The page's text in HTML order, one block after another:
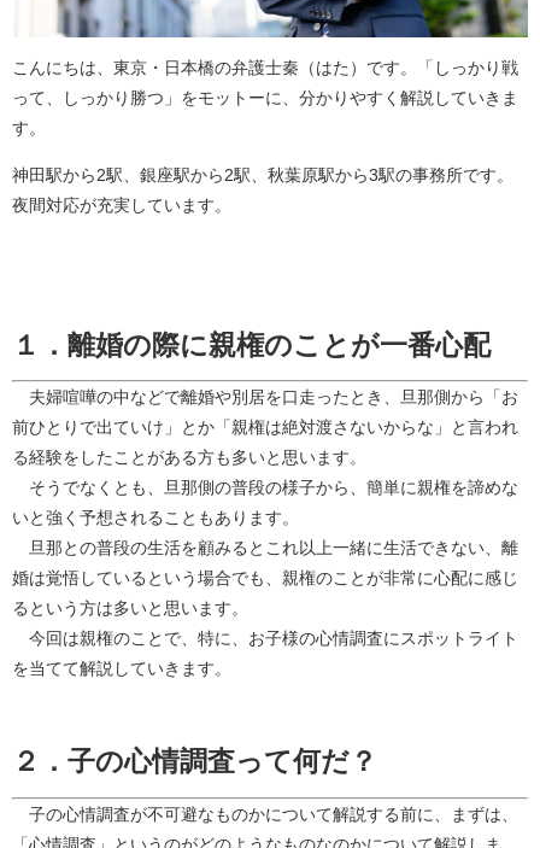
こんにちは、東京・日本橋の弁護士秦（はた）です。「しっかり戦
って、しっかり勝つ」をモットーに、分かりやすく解説していきま
す。
神田駅から2駅、銀座駅から2駅、秋葉原駅から3駅の事務所です。
夜間対応が充実しています。
１．離婚の際に親権のことが一番心配
夫婦喧嘩の中などで離婚や別居を口走ったとき、旦那側から「お
前ひとりで出ていけ」とか「親権は絶対渡さないからな」と言われ
る経験をしたことがある方も多いと思います。
そうでなくとも、旦那側の普段の様子から、簡単に親権を諦めな
いと強く予想されることもあります。
旦那との普段の生活を顧みるとこれ以上一緒に生活できない、離
婚は覚悟しているという場合でも、親権のことが非常に心配に感じ
るという方は多いと思います。
今回は親権のことで、特に、お子様の心情調査にスポットライト
を当てて解説していきます。
２．子の心情調査って何だ？
子の心情調査が不可避なものかについて解説する前に、まずは、